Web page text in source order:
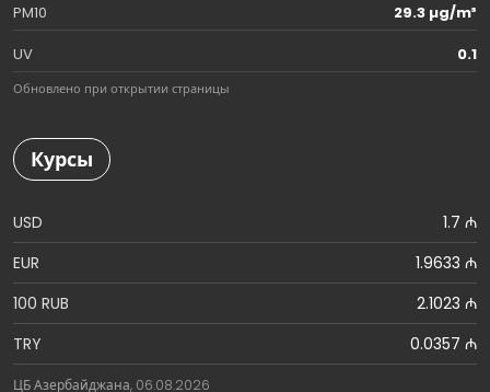
PM10
29.3 µg/m³
UV
0.1
Обновлено при открытии страницы
Курсы
USD
1.7 ₼
EUR
1.9633 ₼
100 RUB
2.1023 ₼
TRY
0.0357 ₼
ЦБ Азербайджана, 06.08.2026